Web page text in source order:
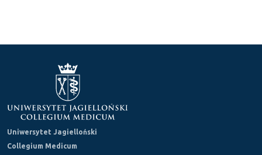
Uniwersytet Jagielloński
Collegium Medicum